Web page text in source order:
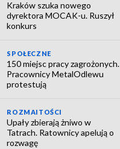
Kraków szuka nowego
dyrektora MOCAK-u. Ruszył
konkurs
SPOŁECZNE
150 miejsc pracy zagrożonych.
Pracownicy MetalOdlewu
protestują
ROZMAITOŚCI
Upały zbierają żniwo w
Tatrach. Ratownicy apelują o
rozwagę